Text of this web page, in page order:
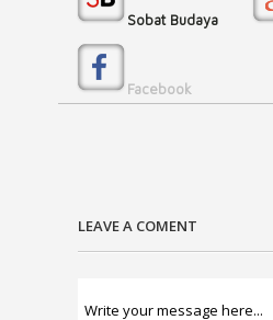
Sobat Budaya
Facebook
LEAVE A COMENT